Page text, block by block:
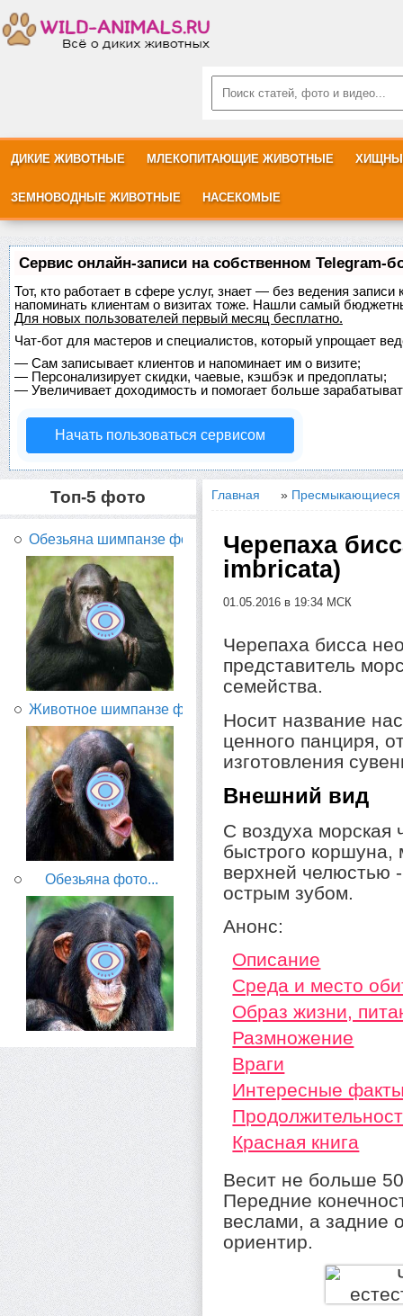
ДИКИЕ ЖИВОТНЫЕ МЛЕКОПИТАЮЩИЕ ЖИВОТНЫЕ
ЗЕМНОВОДНЫЕ ЖИВОТНЫЕ НАСЕКОМЫЕ
Сервис онлайн-записи на собственном Telegram-
Тот, кто работает в сфере услуг, знает — без ведения
напоминать клиентам о визитах тоже. Нашли самый
Для новых пользователей первый месяц бесплатно.
Чат-бот для мастеров и специалистов, который упрощает
— Сам записывает клиентов и напоминает им о визите;
— Персонализирует скидки, чаевые, кэшбэк и предоплаты;
— Увеличивает доходимость и помогает больше
Начать пользоваться сервисом
Топ-5 фото
Обезьяна шимпанзе фото...
Животное шимпанзе фото...
Обезьяна фото...
Главная » Пресмыкающиеся
Черепаха
imbricata)
01.05.2016 в 19:34 МСК
Черепаха бисса
представитель
семейства.
Носит название
ценного панциря,
изготовления
Внешний вид
С воздуха морская
быстрого
верхней челюстью
острым зубом.
Анонс:
Описание
Среда и место
Образ жизни,
Размножение
Враги
Интересные
Красная книга
Весит не больше
Передние
веслами, а задние
ориентир.